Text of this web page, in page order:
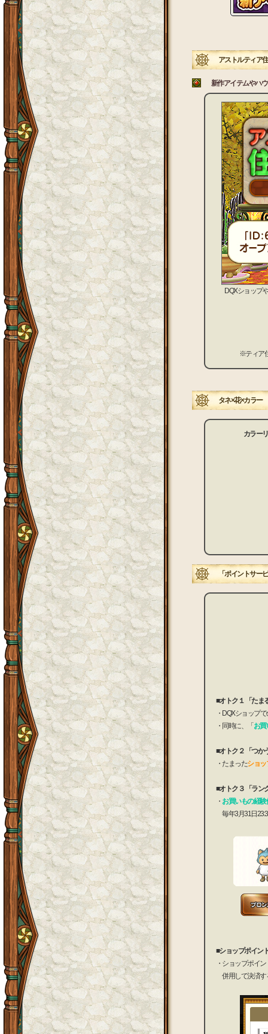
アストルティア
新作アイテムやハ
DQXショップ
※ティア
タネ×花×カラ
カラー
「ポイントサー
■オトク１ 「たま
・DQXショップ
・同時に、「お買
■オトク２ 「つか
・たまったショッ
■オトク３ 「ラン
・ お買いもの経験
毎年3月31日
■ショップポイン
・ショップポイ
併用して決済す